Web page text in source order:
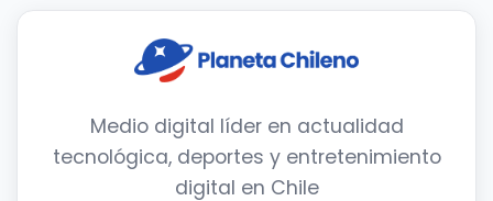
Medio digital líder en actualidad
tecnológica, deportes y entretenimiento
digital en Chile